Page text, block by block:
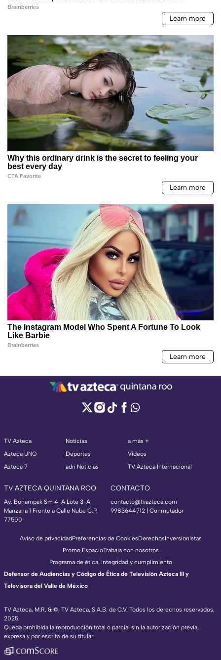
TV Azteca
Azteca UNO
Azteca 7
Noticias
Deportes
adn Noticias
a más +
Videos
TV Azteca Internacional
TV AZTECA QUINTANA ROO
Av. Bonampak Sm 4-A Lote 3-A
Manzana 1 Frente a Calle Nube C.P.
77500
CONTACTO
contacto@tvazteca.com
9983644712 | Conmutador
TV Azteca, M.R. & ©, TV Azteca, S.A.B. de C.V. Todos los derechos reservados,
2025.
Queda prohibida la reproducción total o parcial sin la autorización previa,
expresa y por escrito de su titular.
Aviso de privacidadPreferencias de CookiesDerechosInversionistas
Promo EspacioTrabaja con nosotros
Programa de ética, integridad y cumplimiento
Defensor de Audiencias y Código de Ética de Televisión Azteca III y
Televisora del Valle de México